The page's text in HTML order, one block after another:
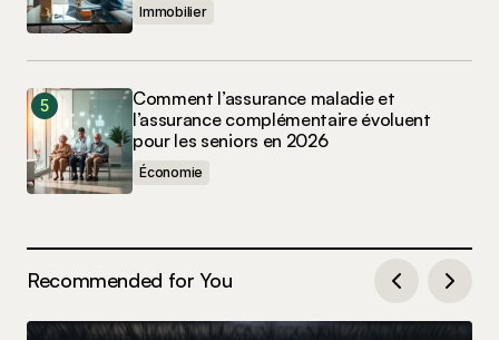
Immobilier
Comment l’assurance maladie et
l’assurance complémentaire évoluent
pour les seniors en 2026
Économie
Recommended for You